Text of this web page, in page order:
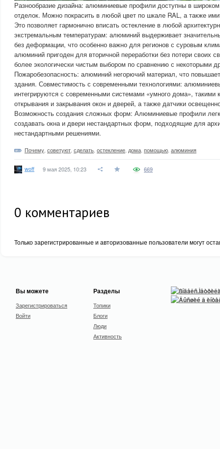
Разнообразие дизайна: алюминиевые профили доступны в
отделок. Можно покрасить в любой цвет по шкале RAL, а также
Это позволяет гармонично вписать остекление в любой
экстремальным температурам: алюминий выдерживает
без деформации, что особенно важно для регионов с суровым
алюминий пригоден для вторичной переработки без потери своих
более экологически чистым выбором по сравнению с некоторыми
Пожаробезопасность: алюминий негорючий материал, что
здания. Совместимость с современными технологиями:
интегрируются с современными системами «умного дома», такими
открывания и закрывания окон и дверей, а также датчики
Возможность создания сложных форм: Алюминиевые профили
создавать окна и двери нестандартных форм, подходящие для
нестандартными решениями.
Почему советуют сделать остекление дома помощью алюминия
woff 9 мая 2025, 10:23 669
0 комментариев
Только зарегистрированные и авторизованные пользователи могут
Вы можете
Зарегистрироваться
Войти
Разделы
Топики
Блоги
Люди
Активность